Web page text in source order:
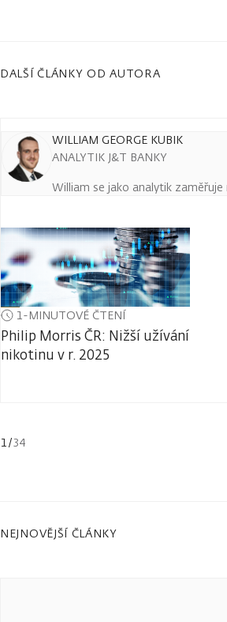
DALŠÍ ČLÁNKY OD AUTORA
WILLIAM GEORGE KUBIK
ANALYTIK J&T BANKY
William se jako analytik
1-MINUTOVÉ ČTENÍ
Philip Morris ČR: Nižší užívání
nikotinu v r. 2025
1 /34
NEJNOVĚJŠÍ ČLÁNKY